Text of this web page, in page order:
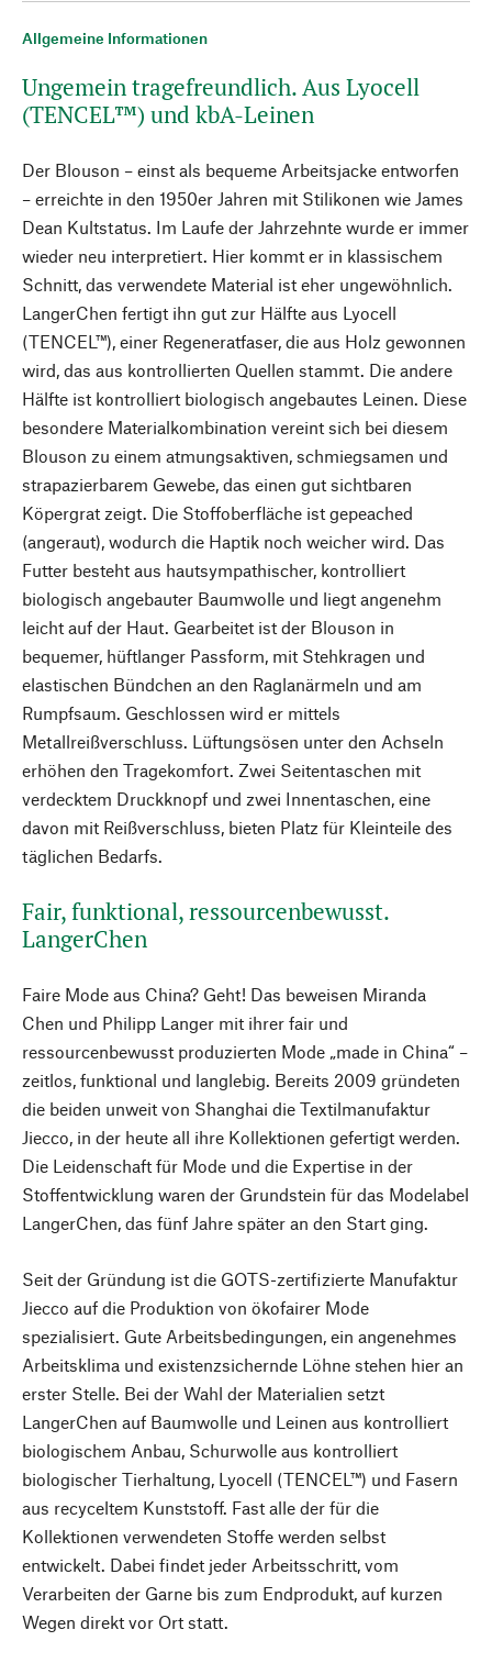
Allgemeine Informationen
Ungemein tragefreundlich. Aus Lyocell
(TENCEL™) und kbA-Leinen
Der Blouson – einst als bequeme Arbeitsjacke entworfen
– erreichte in den 1950er Jahren mit Stilikonen wie James
Dean Kultstatus. Im Laufe der Jahrzehnte wurde er immer
wieder neu interpretiert. Hier kommt er in klassischem
Schnitt, das verwendete Material ist eher ungewöhnlich.
LangerChen fertigt ihn gut zur Hälfte aus Lyocell
(TENCEL™), einer Regeneratfaser, die aus Holz gewonnen
wird, das aus kontrollierten Quellen stammt. Die andere
Hälfte ist kontrolliert biologisch angebautes Leinen. Diese
besondere Materialkombination vereint sich bei diesem
Blouson zu einem atmungsaktiven, schmiegsamen und
strapazierbarem Gewebe, das einen gut sichtbaren
Köpergrat zeigt. Die Stoffoberfläche ist gepeached
(angeraut), wodurch die Haptik noch weicher wird. Das
Futter besteht aus hautsympathischer, kontrolliert
biologisch angebauter Baumwolle und liegt angenehm
leicht auf der Haut. Gearbeitet ist der Blouson in
bequemer, hüftlanger Passform, mit Stehkragen und
elastischen Bündchen an den Raglanärmeln und am
Rumpfsaum. Geschlossen wird er mittels
Metallreißverschluss. Lüftungsösen unter den Achseln
erhöhen den Tragekomfort. Zwei Seitentaschen mit
verdecktem Druckknopf und zwei Innentaschen, eine
davon mit Reißverschluss, bieten Platz für Kleinteile des
täglichen Bedarfs.
Fair, funktional, ressourcenbewusst.
LangerChen
Faire Mode aus China? Geht! Das beweisen Miranda
Chen und Philipp Langer mit ihrer fair und
ressourcenbewusst produzierten Mode „made in China“ –
zeitlos, funktional und langlebig. Bereits 2009 gründeten
die beiden unweit von Shanghai die Textilmanufaktur
Jiecco, in der heute all ihre Kollektionen gefertigt werden.
Die Leidenschaft für Mode und die Expertise in der
Stoffentwicklung waren der Grundstein für das Modelabel
LangerChen, das fünf Jahre später an den Start ging.
Seit der Gründung ist die GOTS-zertifizierte Manufaktur
Jiecco auf die Produktion von ökofairer Mode
spezialisiert. Gute Arbeitsbedingungen, ein angenehmes
Arbeitsklima und existenzsichernde Löhne stehen hier an
erster Stelle. Bei der Wahl der Materialien setzt
LangerChen auf Baumwolle und Leinen aus kontrolliert
biologischem Anbau, Schurwolle aus kontrolliert
biologischer Tierhaltung, Lyocell (TENCEL™) und Fasern
aus recyceltem Kunststoff. Fast alle der für die
Kollektionen verwendeten Stoffe werden selbst
entwickelt. Dabei findet jeder Arbeitsschritt, vom
Verarbeiten der Garne bis zum Endprodukt, auf kurzen
Wegen direkt vor Ort statt.